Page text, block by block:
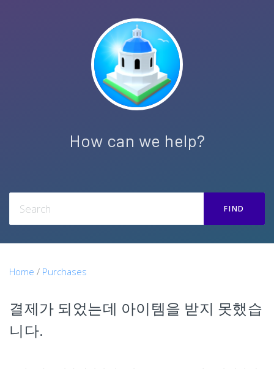
How can we help?
FIND
Home / Purchases
결제가 되었는데 아이템을 받지 못했습
니다.